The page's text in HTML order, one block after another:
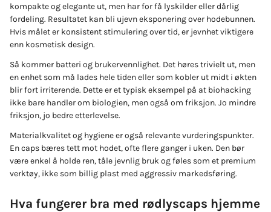
kompakte og elegante ut, men har for få lyskilder eller dårlig
fordeling. Resultatet kan bli ujevn eksponering over hodebunnen.
Hvis målet er konsistent stimulering over tid, er jevnhet viktigere
enn kosmetisk design.
Så kommer batteri og brukervennlighet. Det høres trivielt ut, men
en enhet som må lades hele tiden eller som kobler ut midt i økten
blir fort irriterende. Dette er et typisk eksempel på at biohacking
ikke bare handler om biologien, men også om friksjon. Jo mindre
friksjon, jo bedre etterlevelse.
Materialkvalitet og hygiene er også relevante vurderingspunkter.
En caps bæres tett mot hodet, ofte flere ganger i uken. Den bør
være enkel å holde ren, tåle jevnlig bruk og føles som et premium
verktøy, ikke som billig plast med aggressiv markedsføring.
Hva fungerer bra med rødlyscaps hjemme